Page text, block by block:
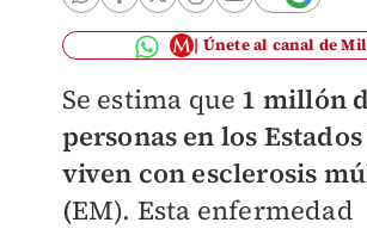
Únete al canal de
Se estima que 1 millón
personas en los
viven con esclerosis
(EM). Esta enfermedad